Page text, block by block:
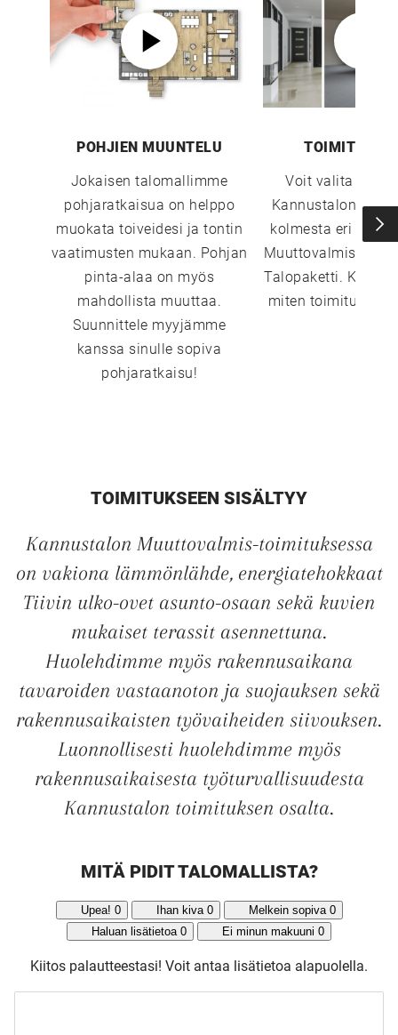
POHJIEN MUUNTELU
Jokaisen talomallimme
pohjaratkaisua on helppo
muokata toiveidesi ja tontin
vaatimusten mukaan. Pohjan
pinta-alaa on myös
mahdollista muuttaa.
Suunnittele myyjämme
kanssa sinulle sopiva
pohjaratkaisu!
Voit valita
Kannustalon
kolmesta eri
Muuttovalmis,
Talopaketti. Katso
miten
TOIMITUKSEEN SISÄLTYY
Kannustalon Muuttovalmis-toimituksessa
on vakiona lämmönlähde, energiatehokkaat
Tiivin ulko-ovet asunto-osaan sekä kuvien
mukaiset terassit asennettuna.
Huolehdimme myös rakennusaikana
tavaroiden vastaanoton ja suojauksen sekä
rakennusaikaisten työvaiheiden siivouksen.
Luonnollisesti huolehdimme myös
rakennusaikaisesta työturvallisuudesta
Kannustalon toimituksen osalta.
MITÄ PIDIT TALOMALLISTA?
Upea! 0 Ihan kiva 0 Melkein sopiva 0
Haluan lisätietoa 0 Ei minun makuuni 0
Kiitos palautteestasi! Voit antaa lisätietoa alapuolella.
UUSI
UNELMISTA